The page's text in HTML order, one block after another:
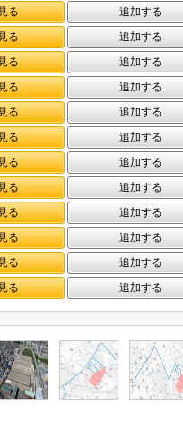
る
追加する
る
追加する
る
追加する
る
追加する
る
追加する
る
追加する
る
追加する
る
追加する
る
追加する
る
追加する
る
追加する
る
追加する